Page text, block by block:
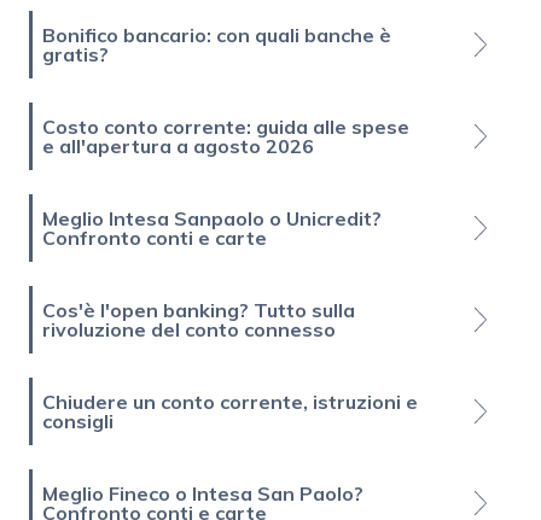
Bonifico bancario: con quali banche è
gratis?
Costo conto corrente: guida alle spese
e all'apertura a agosto 2026
Meglio Intesa Sanpaolo o Unicredit?
Confronto conti e carte
Cos'è l'open banking? Tutto sulla
rivoluzione del conto connesso
Chiudere un conto corrente, istruzioni e
consigli
Meglio Fineco o Intesa San Paolo?
Confronto conti e carte